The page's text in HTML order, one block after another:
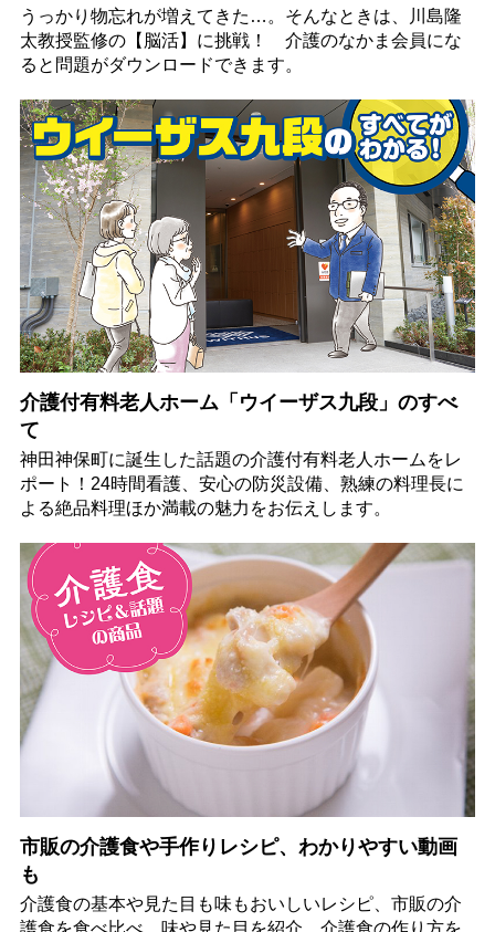
うっかり物忘れが増えてきた…。そんなときは、川島隆
太教授監修の【脳活】に挑戦！ 介護のなかま会員にな
ると問題がダウンロードできます。
介護付有料老人ホーム「ウイーザス九段」のすべ
て
神田神保町に誕生した話題の介護付有料老人ホームをレ
ポート！24時間看護、安心の防災設備、熟練の料理長に
よる絶品料理ほか満載の魅力をお伝えします。
市販の介護食や手作りレシピ、わかりやすい動画
も
介護食の基本や見た目も味もおいしいレシピ、市販の介
護食を食べ比べ、味や見た目を紹介。介護食の作り方を